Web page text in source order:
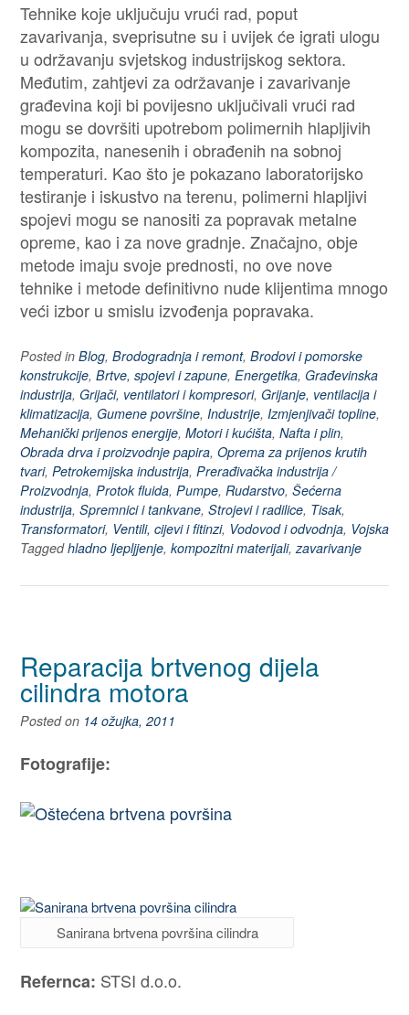
Tehnike koje uključuju vrući rad, poput
zavarivanja, sveprisutne su i uvijek će igrati ulogu
u održavanju svjetskog industrijskog sektora.
Međutim, zahtjevi za održavanje i zavarivanje
građevina koji bi povijesno uključivali vrući rad
mogu se dovršiti upotrebom polimernih hlapljivih
kompozita, nanesenih i obrađenih na sobnoj
temperaturi. Kao što je pokazano laboratorijsko
testiranje i iskustvo na terenu, polimerni hlapljivi
spojevi mogu se nanositi za popravak metalne
opreme, kao i za nove gradnje. Značajno, obje
metode imaju svoje prednosti, no ove nove
tehnike i metode definitivno nude klijentima mnogo
veći izbor u smislu izvođenja popravaka.
Posted in Blog, Brodogradnja i remont, Brodovi i pomorske
konstrukcije, Brtve, spojevi i zapune, Energetika, Građevinska
industrija, Grijači, ventilatori i kompresori, Grijanje, ventilacija i
klimatizacija, Gumene površine, Industrije, Izmjenjivači topline,
Mehanički prijenos energije, Motori i kućišta, Nafta i plin,
Obrada drva i proizvodnje papira, Oprema za prijenos krutih
tvari, Petrokemijska industrija, Prerađivačka industrija /
Proizvodnja, Protok fluida, Pumpe, Rudarstvo, Šećerna
industrija, Spremnici i tankvane, Strojevi i radilice, Tisak,
Transformatori, Ventili, cijevi i fitinzi, Vodovod i odvodnja, Vojska
Taggedhladno ljepljjenje, kompozitni materijali,zavarivanje
Reparacija brtvenog dijela
cilindra motora
Posted on 14 ožujka, 2011
Fotografije:
Sanirana brtvena površina cilindra
Refernca: STSI d.o.o.